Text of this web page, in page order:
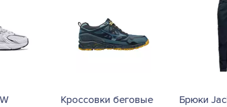
Брюки Jack Wolfskin